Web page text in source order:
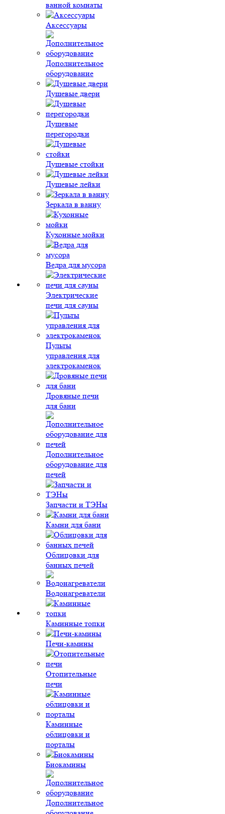
ванной комнаты
Аксессуары
Дополнительное
оборудование
Душевые двери
Душевые
перегородки
Душевые стойки
Душевые лейки
Зеркала в ванну
Кухонные мойки
Ведра для мусора
Электрические
печи для сауны
Пульты
управления для
электрокаменок
Дровяные печи
для бани
Дополнительное
оборудование для
печей
Запчасти и ТЭНы
Камни для бани
Облицовки для
банных печей
Водонагреватели
Каминные топки
Печи-камины
Отопительные
печи
Каминные
облицовки и
порталы
Биокамины
Дополнительное